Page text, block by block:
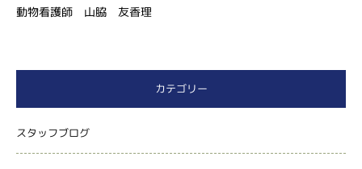
動物看護師 山脇 友香理
カテゴリー
スタッフブログ